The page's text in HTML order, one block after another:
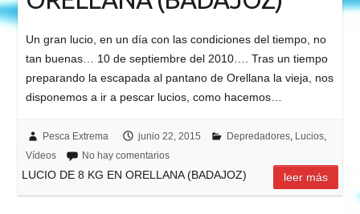
Un gran lucio, en un día con las condiciones del tiempo, no
tan buenas… 10 de septiembre del 2010…. Tras un tiempo
preparando la escapada al pantano de Orellana la vieja, nos
disponemos a ir a pescar lucios, como hacemos…
Pesca Extrema junio 22, 2015 Depredadores, Lucios,
Vídeos
No hay comentarios
LUCIO DE 8 KG EN ORELLANA (BADAJOZ) leer más